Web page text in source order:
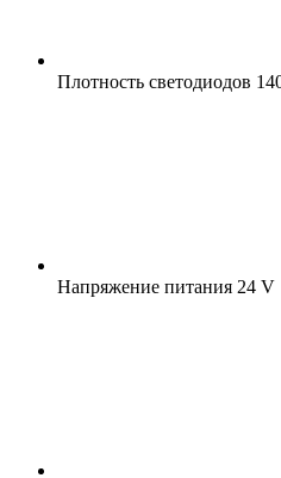
Плотность светодиодов
Напряжение питания 24 V